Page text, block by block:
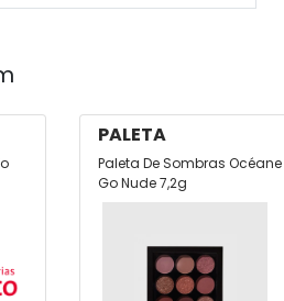
PALETA
Paleta De Sombras
Go Nude 7,2g